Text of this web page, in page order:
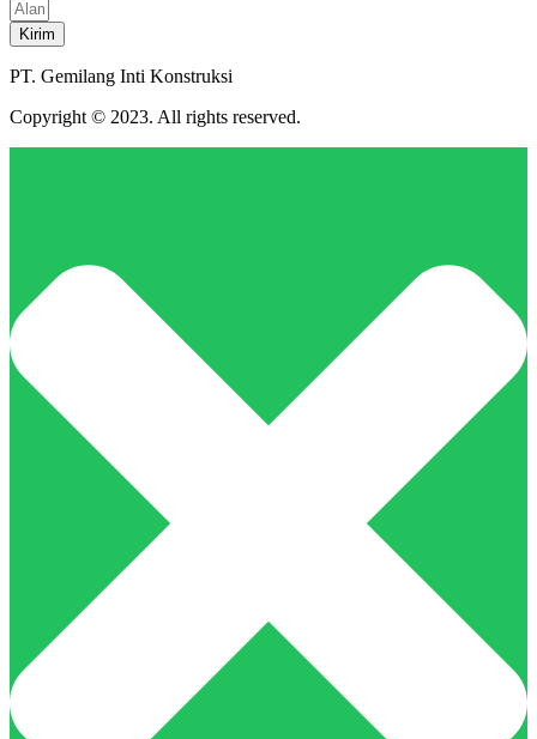
Kirim
PT. Gemilang Inti Konstruksi
Copyright © 2023. All rights reserved.